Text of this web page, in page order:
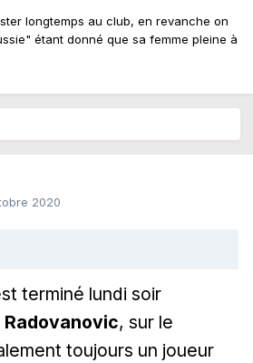
longtemps au club, en revanche on
étant donné que sa femme pleine à
2020
terminé lundi soir
, sur le
toujours un joueur